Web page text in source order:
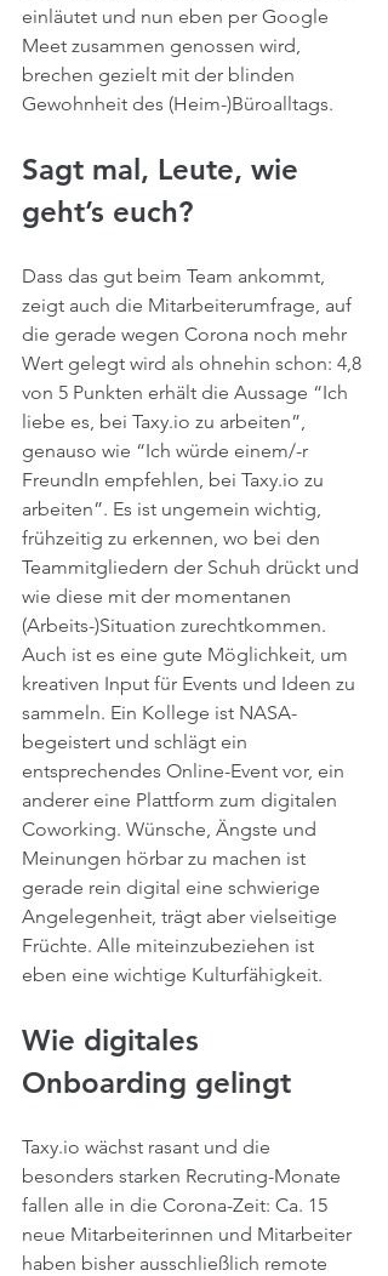
einläutet und nun eben per Google
Meet zusammen genossen wird,
brechen gezielt mit der blinden
Gewohnheit des (Heim-)Büroalltags.
Sagt mal, Leute, wie
geht’s euch?
Dass das gut beim Team ankommt,
zeigt auch die Mitarbeiterumfrage, auf
die gerade wegen Corona noch mehr
Wert gelegt wird als ohnehin schon: 4,8
von 5 Punkten erhält die Aussage “Ich
liebe es, bei Taxy.io zu arbeiten”,
genauso wie “Ich würde einem/-r
FreundIn empfehlen, bei Taxy.io zu
arbeiten”. Es ist ungemein wichtig,
frühzeitig zu erkennen, wo bei den
Teammitgliedern der Schuh drückt und
wie diese mit der momentanen
(Arbeits-)Situation zurechtkommen.
Auch ist es eine gute Möglichkeit, um
kreativen Input für Events und Ideen zu
sammeln. Ein Kollege ist NASA-
begeistert und schlägt ein
entsprechendes Online-Event vor, ein
anderer eine Plattform zum digitalen
Coworking. Wünsche, Ängste und
Meinungen hörbar zu machen ist
gerade rein digital eine schwierige
Angelegenheit, trägt aber vielseitige
Früchte. Alle miteinzubeziehen ist
eben eine wichtige Kulturfähigkeit.
Wie digitales
Onboarding gelingt
Taxy.io wächst rasant und die
besonders starken Recruting-Monate
fallen alle in die Corona-Zeit: Ca. 15
neue Mitarbeiterinnen und Mitarbeiter
haben bisher ausschließlich remote